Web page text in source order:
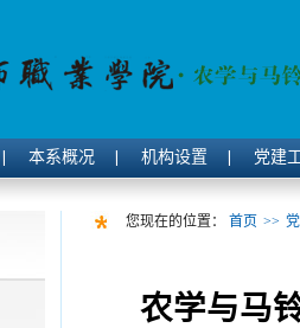
本系概况 机构设置 党建
您现在的位置： 首页 >>
农学与马